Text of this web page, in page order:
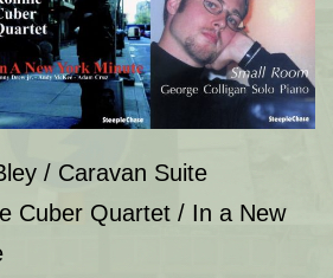
/ Caravan Suite
Cuber Quartet / In a New